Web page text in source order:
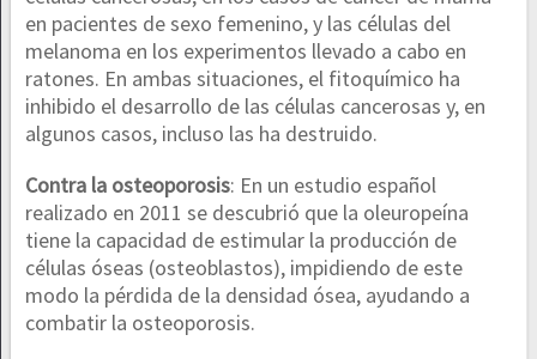
en pacientes de sexo femenino, y las células del
melanoma en los experimentos llevado a cabo en
ratones. En ambas situaciones, el fitoquímico ha
inhibido el desarrollo de las células cancerosas y, en
algunos casos, incluso las ha destruido.
Contra la osteoporosis: En un estudio español
realizado en 2011 se descubrió que la oleuropeína
tiene la capacidad de estimular la producción de
células óseas (osteoblastos), impidiendo de este
modo la pérdida de la densidad ósea, ayudando a
combatir la osteoporosis.